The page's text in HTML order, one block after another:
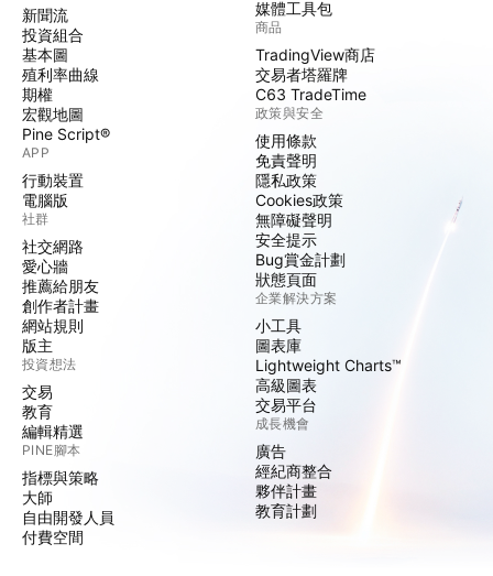
新聞流
投資組合
基本圖
殖利率曲線
期權
宏觀地圖
Pine Script®
APP
行動裝置
電腦版
社群
社交網路
愛心牆
推薦給朋友
創作者計畫
網站規則
版主
投資想法
交易
教育
編輯精選
PINE腳本
指標與策略
大師
自由開發人員
付費空間
媒體工具包
商品
TradingView商店
交易者塔羅牌
C63 TradeTime
政策與安全
使用條款
免責聲明
隱私政策
Cookies政策
無障礙聲明
安全提示
Bug賞金計劃
狀態頁面
企業解決方案
小工具
圖表庫
Lightweight Charts™
高級圖表
交易平台
成長機會
廣告
經紀商整合
夥伴計畫
教育計劃